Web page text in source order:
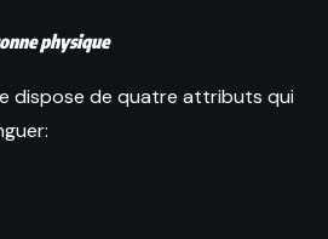
physique
dispose de quatre attributs qui